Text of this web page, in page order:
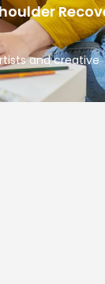
and creative